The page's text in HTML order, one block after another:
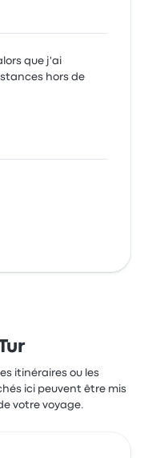
que j'ai
hors de
itinéraires ou les
ici peuvent être mis
votre voyage.